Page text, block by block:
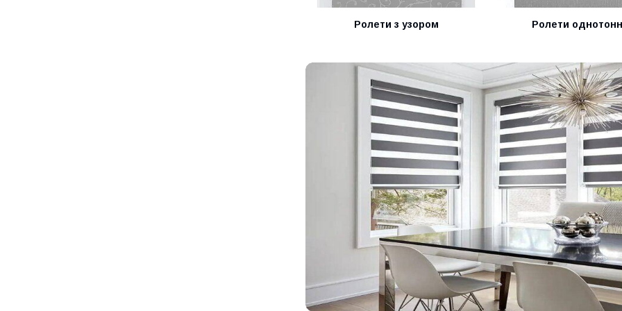
Ролети з узором Ролети